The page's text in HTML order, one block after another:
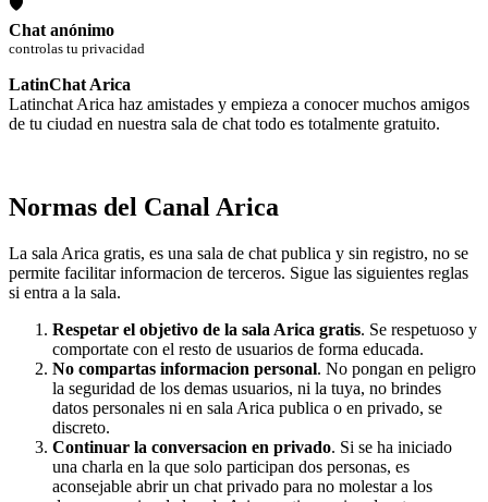
Chat anónimo
controlas tu privacidad
LatinChat Arica
Latinchat Arica haz amistades y empieza a conocer muchos amigos
de tu ciudad en nuestra sala de chat todo es totalmente gratuito.
Normas del Canal Arica
La sala Arica gratis, es una sala de chat publica y sin registro, no se
permite facilitar informacion de terceros. Sigue las siguientes reglas
si entra a la sala.
Respetar el objetivo de la sala Arica gratis. Se respetuoso y
comportate con el resto de usuarios de forma educada.
No compartas informacion personal. No pongan en peligro
la seguridad de los demas usuarios, ni la tuya, no brindes
datos personales ni en sala Arica publica o en privado, se
discreto.
Continuar la conversacion en privado. Si se ha iniciado
una charla en la que solo participan dos personas, es
aconsejable abrir un chat privado para no molestar a los